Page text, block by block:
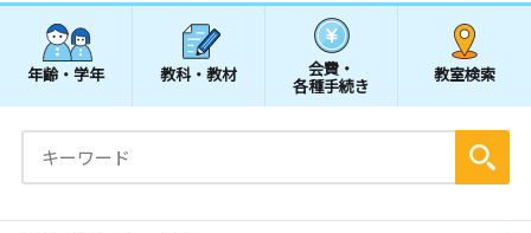
年齢・学年 教科・教材 会費・
各種手続き
教室検索